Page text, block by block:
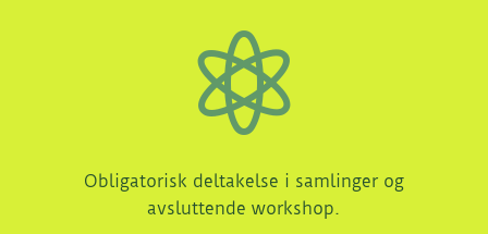

Obligatorisk deltakelse i samlinger og
avsluttende workshop.